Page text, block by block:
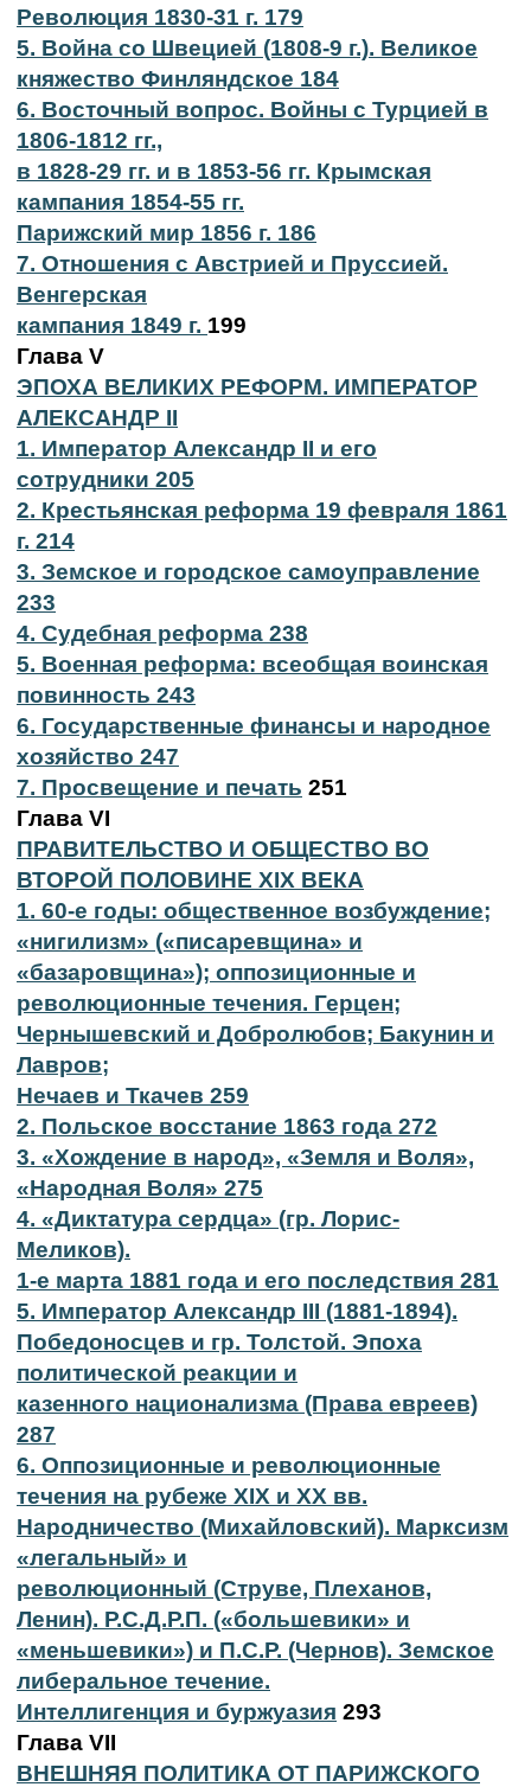
Революция 1830-31 г. 179
5. Война со Швецией (1808-9 г.). Великое
княжество Финляндское 184
6. Восточный вопрос. Войны с Турцией в
1806-1812 гг.,
в 1828-29 гг. и в 1853-56 гг. Крымская
кампания 1854-55 гг.
Парижский мир 1856 г. 186
7. Отношения с Австрией и Пруссией.
Венгерская
кампания 1849 г. 199
Глава V
ЭПОХА ВЕЛИКИХ РЕФОРМ. ИМПЕРАТОР
АЛЕКСАНДР II
1. Император Александр II и его
сотрудники 205
2. Крестьянская реформа 19 февраля 1861
г. 214
3. Земское и городское самоуправление
233
4. Судебная реформа 238
5. Военная реформа: всеобщая воинская
повинность 243
6. Государственные финансы и народное
хозяйство 247
7. Просвещение и печать 251
Глава VI
ПРАВИТЕЛЬСТВО И ОБЩЕСТВО ВО
ВТОРОЙ ПОЛОВИНЕ XIX ВЕКА
1. 60-е годы: общественное возбуждение;
«нигилизм» («писаревщина» и
«базаровщина»); оппозиционные и
революционные течения. Герцен;
Чернышевский и Добролюбов; Бакунин и
Лавров;
Нечаев и Ткачев 259
2. Польское восстание 1863 года 272
3. «Хождение в народ», «Земля и Воля»,
«Народная Воля» 275
4. «Диктатура сердца» (гр. Лорис-
Меликов).
1-е марта 1881 года и его последствия 281
5. Император Александр III (1881-1894).
Победоносцев и гр. Толстой. Эпоха
политической реакции и
казенного национализма (Права евреев)
287
6. Оппозиционные и революционные
течения на рубеже XIX и XX вв.
Народничество (Михайловский). Марксизм
«легальный» и
революционный (Струве, Плеханов,
Ленин). Р.С.Д.Р.П. («большевики» и
«меньшевики») и П.С.Р. (Чернов). Земское
либеральное течение.
Интеллигенция и буржуазия 293
Глава VII
ВНЕШНЯЯ ПОЛИТИКА ОТ ПАРИЖСКОГО